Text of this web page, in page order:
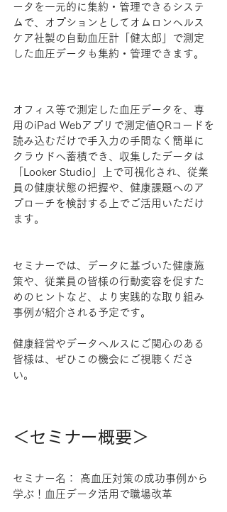
ータを一元的に集約・管理できるシステ
ムで、オプションとしてオムロンヘルス
ケア社製の自動血圧計「健太郎」で測定
した血圧データも集約・管理できます。
オフィス等で測定した血圧データを、専
用のiPad Webアプリで測定値QRコードを
読み込むだけで手入力の手間なく簡単に
クラウドへ蓄積でき、収集したデータは
「Looker Studio」上で可視化され、従業
員の健康状態の把握や、健康課題へのア
プローチを検討する上でご活用いただけ
ます。
セミナーでは、データに基づいた健康施
策や、従業員の皆様の行動変容を促すた
めのヒントなど、より実践的な取り組み
事例が紹介される予定です。
健康経営やデータヘルスにご関心のある
皆様は、ぜひこの機会にご視聴くださ
い。
＜セミナー概要＞
セミナー名： 高血圧対策の成功事例から
学ぶ！血圧データ活用で職場改革